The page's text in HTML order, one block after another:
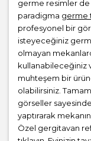
germe resimler de
paradigma germe
profesyonel bir
isteyeceğiniz
olmayan
kullanabileceğiniz
muhteşem bir
olabilirsiniz.
görseller
yaptırarak
Özel gergitavan